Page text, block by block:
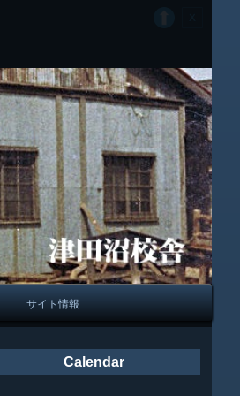
サイト情報
Calendar